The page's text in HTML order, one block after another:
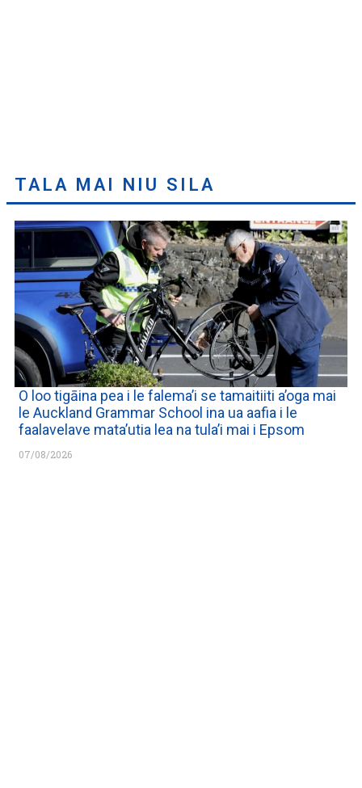
TALA MAI NIU SILA
O loo tigāina pea i le falema’i se tamaitiiti a’oga mai
le Auckland Grammar School ina ua aafia i le
faalavelave mata’utia lea na tula’i mai i Epsom
07/08/2026